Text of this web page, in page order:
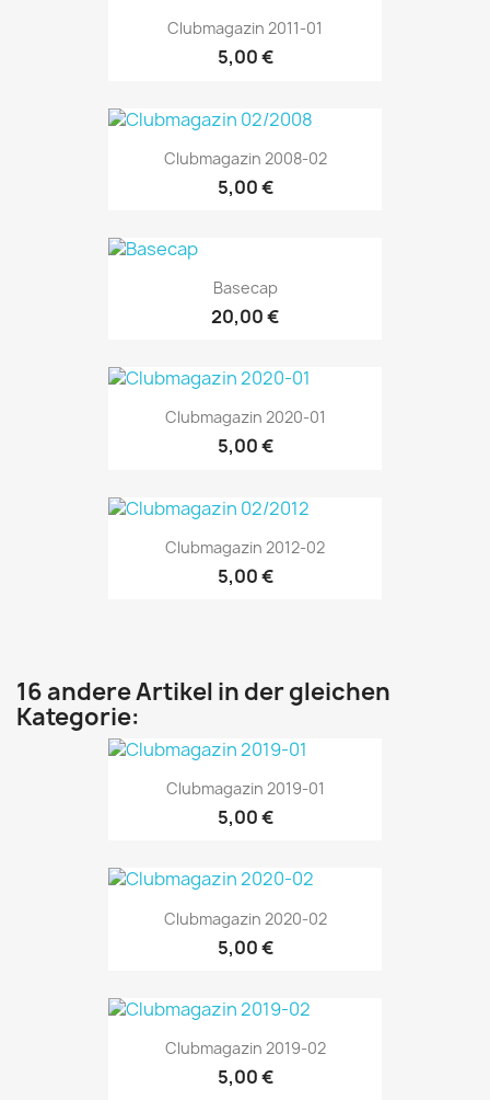
Clubmagazin 2011-01
5,00 €
Clubmagazin 2008-02
5,00 €
Basecap
20,00 €
Clubmagazin 2020-01
5,00 €
Clubmagazin 2012-02
5,00 €
16 andere Artikel in der gleichen
Kategorie:
Clubmagazin 2019-01
5,00 €
Clubmagazin 2020-02
5,00 €
Clubmagazin 2019-02
5,00 €